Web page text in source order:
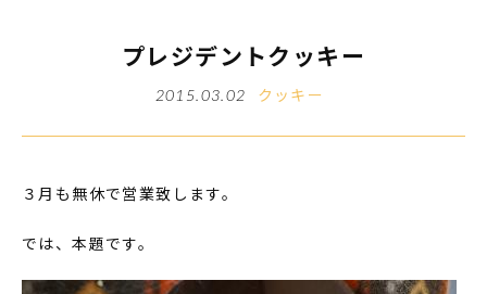
プレジデントクッキー
2015.03.02 クッキー
３月も無休で営業致します。
では、本題です。